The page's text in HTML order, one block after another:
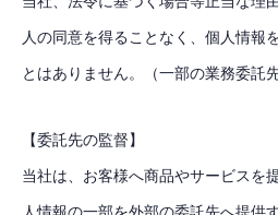
COMPANY
SERVICE
RECRUIT
人の同意を得ることなく、個人情報
とはありません。（一部の業務委託
【委託先の監督】
当社は、お客様へ商品やサービスを